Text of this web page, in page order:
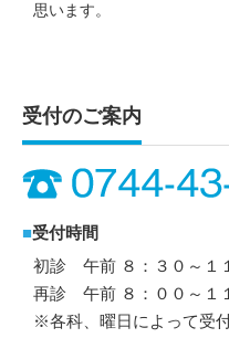
思います。
受付のご案内
■受付時間
初診 午前 ８：３０～１
再診 午前 ８：００～１
※各科、曜日によって受